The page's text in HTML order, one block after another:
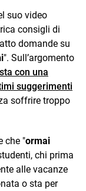
suo video
consigli di
domande su
". Sull’argomento
con una
suggerimenti
soffrire troppo
che "ormai
chi prima
alle vacanze
o sta per